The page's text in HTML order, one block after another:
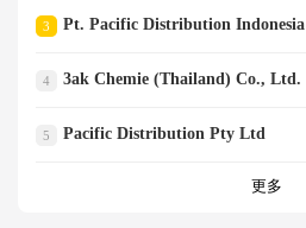
3 Pt. Pacific Distribution Indonesia
4 3ak Chemie (thailand) Co., Ltd.
5 Pacific Distribution Pty Ltd
更多